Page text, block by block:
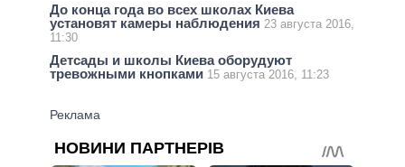
До конца года во всех школах Киева
установят камеры наблюдения 23 августа 2016,
11:30
Детсады и школы Киева оборудуют
тревожными кнопками 15 августа 2016, 11:23